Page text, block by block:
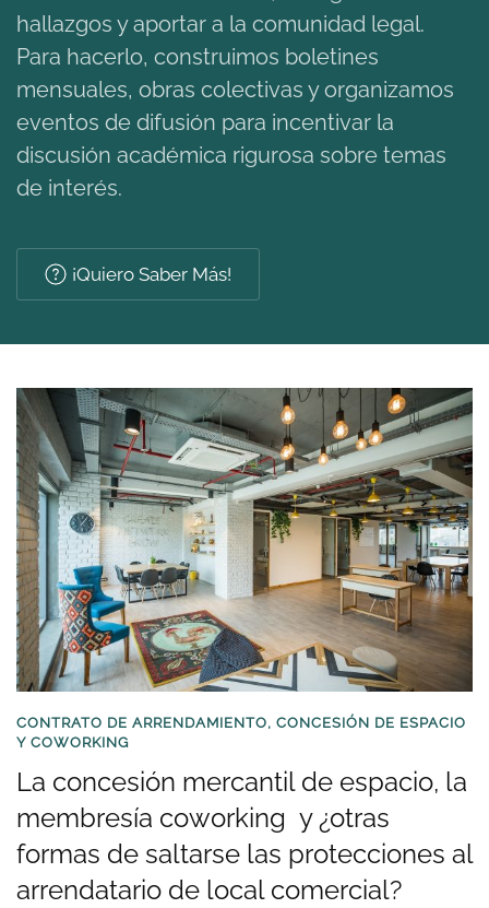
hallazgos y aportar a la comunidad legal.
Para hacerlo, construimos boletines
mensuales, obras colectivas y organizamos
eventos de difusión para incentivar la
discusión académica rigurosa sobre temas
de interés.
¡Quiero Saber Más!
CONTRATO DE ARRENDAMIENTO, CONCESIÓN DE ESPACIO
Y COWORKING
La concesión mercantil de espacio, la
membresía coworking y ¿otras
formas de saltarse las protecciones al
arrendatario de local comercial?